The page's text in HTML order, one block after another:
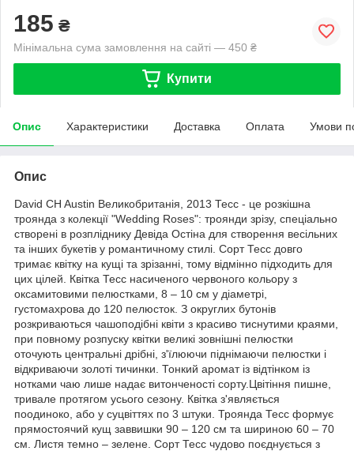
185 ₴
Мінімальна сума замовлення на сайті — 450 ₴
Купити
Опис Характеристики Доставка Оплата Умови
Опис
David CH Austin Великобританія, 2013 Тесс - це розкішна
троянда з колекції "Wedding Roses": троянди зрізу, спеціально
створені в розпліднику Девіда Остіна для створення весільних
та інших букетів у романтичному стилі. Сорт Тесс довго
тримає квітку на кущі та зрізанні, тому відмінно підходить для
цих цілей. Квітка Тесс насиченого червоного кольору з
оксамитовими пелюстками, 8 – 10 см у діаметрі,
густомахрова до 120 пелюсток. З округлих бутонів
розкриваються чашоподібні квіти з красиво тиснутими краями,
при повному розпуску квітки великі зовнішні пелюстки
оточують центральні дрібні, з'їлюючи піднімаючи пелюстки і
відкриваючи золоті тичинки. Тонкий аромат із відтінком із
нотками чаю лише надає витонченості сорту.Цвітіння пишне,
тривале протягом усього сезону. Квітка з'являється
поодиноко, або у суцвіттях по 3 штуки. Троянда Тесс формує
прямостоячий кущ заввишки 90 – 120 см та шириною 60 – 70
см. Листя темно – зелене. Сорт Тесс чудово поєднується з